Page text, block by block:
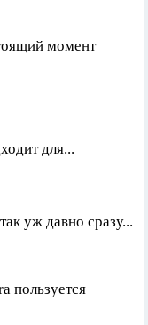
момент
для...
уж давно сразу...
пользуется